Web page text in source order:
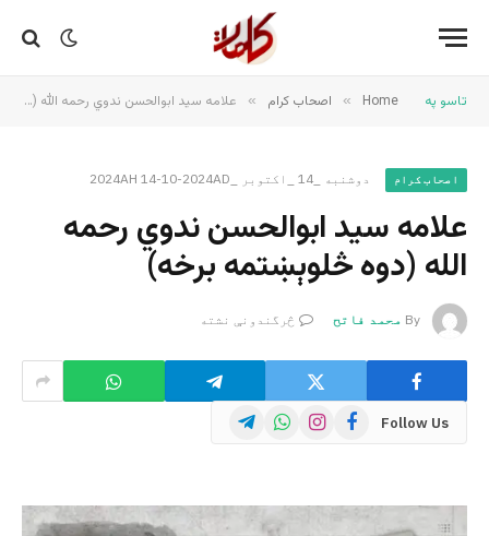
تاسو په Home
» اصحاب کرام » علامه سید ابوالحسن ندوي رحمه الله (دوه څلوېښتمه برخه)
اصحاب کرام دوشنبه _14 _اکتوبر _2024AH 14-10-2024AD
علامه سید ابوالحسن ندوي رحمه
الله (دوه څلوېښتمه برخه)
By محمد فاتح څرگندونې نشته
Follow Us
Facebook
Instagram
WhatsApp
Telegram